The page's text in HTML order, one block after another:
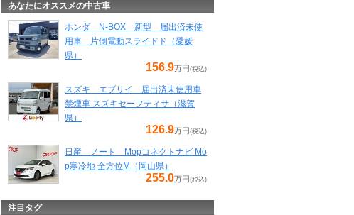
あなたにオススメの中古車
ホンダ N-BOX 新型 届出済未使
用車 片側電動スライドド（愛媛
県）
156.9万円(税込)
スズキ エブリイ 届出済未使用車
禁煙車 スズキセーフティサ（滋賀
県）
126.9万円(税込)
日産 ノート Mopコネクトナビ Mo
p寒冷地 全方位M（岡山県）
255.0万円(税込)
注目タグ